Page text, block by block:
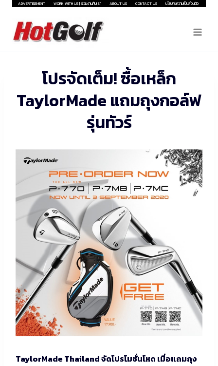
Skip
content
ADVERTISEMENT WORK WITH US | ร่วมงานกับเรา ABOUT US CONTACT US นโยบายความเป็นส่วนตัว
โปรจัดเต็ม! ซื้อเหล็ก
TaylorMade แถมถุงกอล์ฟ
รุ่นทัวร์
TaylorMade Thailand จัดโปรโมชั่นโหด เมื่อแถมถุง